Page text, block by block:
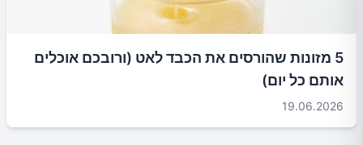
5 מזונות שהורסים את הכבד לאט (ורובכם אוכלים
אותם כל יום)
19.06.2026